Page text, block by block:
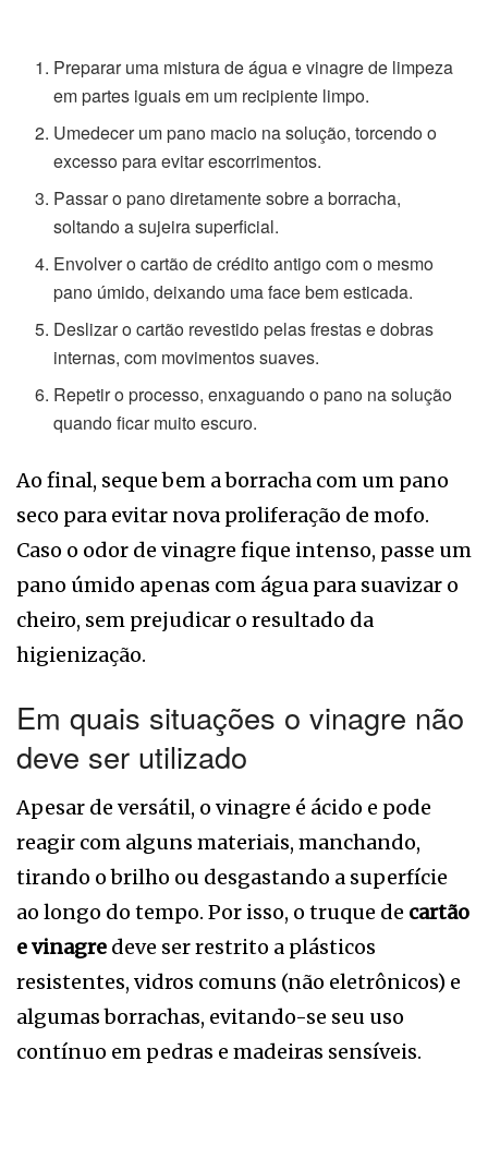
Preparar uma mistura de água e vinagre de limpeza
em partes iguais em um recipiente limpo.
Umedecer um pano macio na solução, torcendo o
excesso para evitar escorrimentos.
Passar o pano diretamente sobre a borracha,
soltando a sujeira superficial.
Envolver o cartão de crédito antigo com o mesmo
pano úmido, deixando uma face bem esticada.
Deslizar o cartão revestido pelas frestas e dobras
internas, com movimentos suaves.
Repetir o processo, enxaguando o pano na solução
quando ficar muito escuro.
Ao final, seque bem a borracha com um pano
seco para evitar nova proliferação de mofo.
Caso o odor de vinagre fique intenso, passe um
pano úmido apenas com água para suavizar o
cheiro, sem prejudicar o resultado da
higienização.
Em quais situações o vinagre não
deve ser utilizado
Apesar de versátil, o vinagre é ácido e pode
reagir com alguns materiais, manchando,
tirando o brilho ou desgastando a superfície
ao longo do tempo. Por isso, o truque de cartão
e vinagre deve ser restrito a plásticos
resistentes, vidros comuns (não eletrônicos) e
algumas borrachas, evitando-se seu uso
contínuo em pedras e madeiras sensíveis.